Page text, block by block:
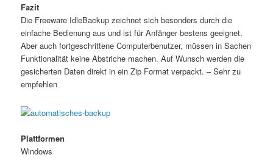
Fazit
Die Freeware IdleBackup zeichnet sich besonders durch die
einfache Bedienung aus und ist für Anfänger bestens geeignet.
Aber auch fortgeschrittene Computerbenutzer, müssen in Sachen
Funktionalität keine Abstriche machen. Auf Wunsch werden die
gesicherten Daten direkt in ein Zip Format verpackt. – Sehr zu
empfehlen
Plattformen
Windows